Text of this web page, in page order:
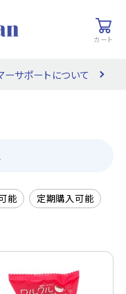
カート
ーサポートについて
能 定期購入可能